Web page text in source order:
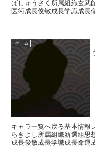
ばしゅうさく所属組織玄武
医術成長俊敏成長学識成長
ゲーム
キャラ一覧へ戻る基本情報
らきよし所属組織新選組思
成長俊敏成長学識成長命運